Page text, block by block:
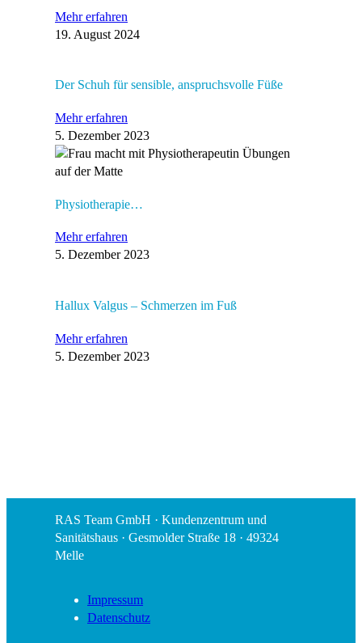
Mehr erfahren
19. August 2024
Der Schuh für sensible, anspruchsvolle Füße
Mehr erfahren
5. Dezember 2023
Physiotherapie…
Mehr erfahren
5. Dezember 2023
Hallux Valgus – Schmerzen im Fuß
Mehr erfahren
5. Dezember 2023
RAS Team GmbH · Kundenzentrum und
Sanitätshaus · Gesmolder Straße 18 · 49324
Melle
Impressum
Datenschutz